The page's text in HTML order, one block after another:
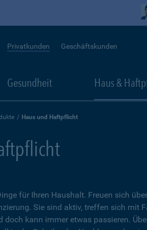
Privatkunden Geschäftskunden
Gesundheit Haus &
Haus und Haftpflicht
für Ihren Haushalt. Freuen sich
Sie sind aktiv, treffen sich mit
doch kann immer etwas passieren.